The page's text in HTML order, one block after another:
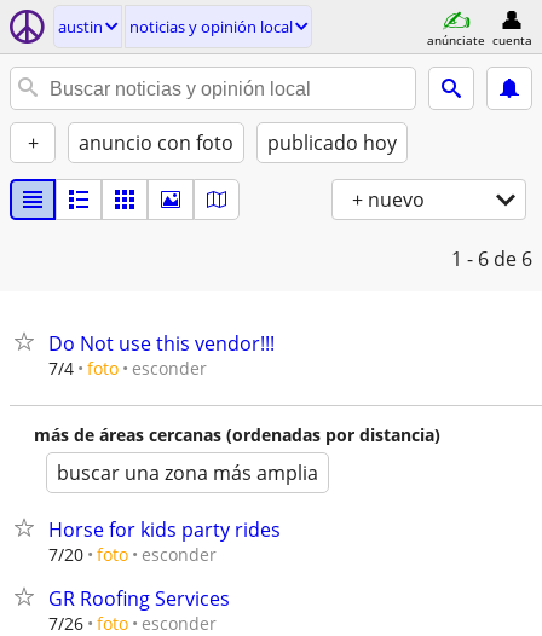
austin noticias y opinión local
anúnciate cuenta
+ anuncio con foto publicado hoy
+ nuevo
1 - 6 de 6
Do Not use this vendor!!!
7/4 foto esconder
más de áreas cercanas (ordenadas por distancia)
buscar una zona más amplia
Horse for kids party rides
7/20 foto esconder
GR Roofing Services
7/26 foto esconder